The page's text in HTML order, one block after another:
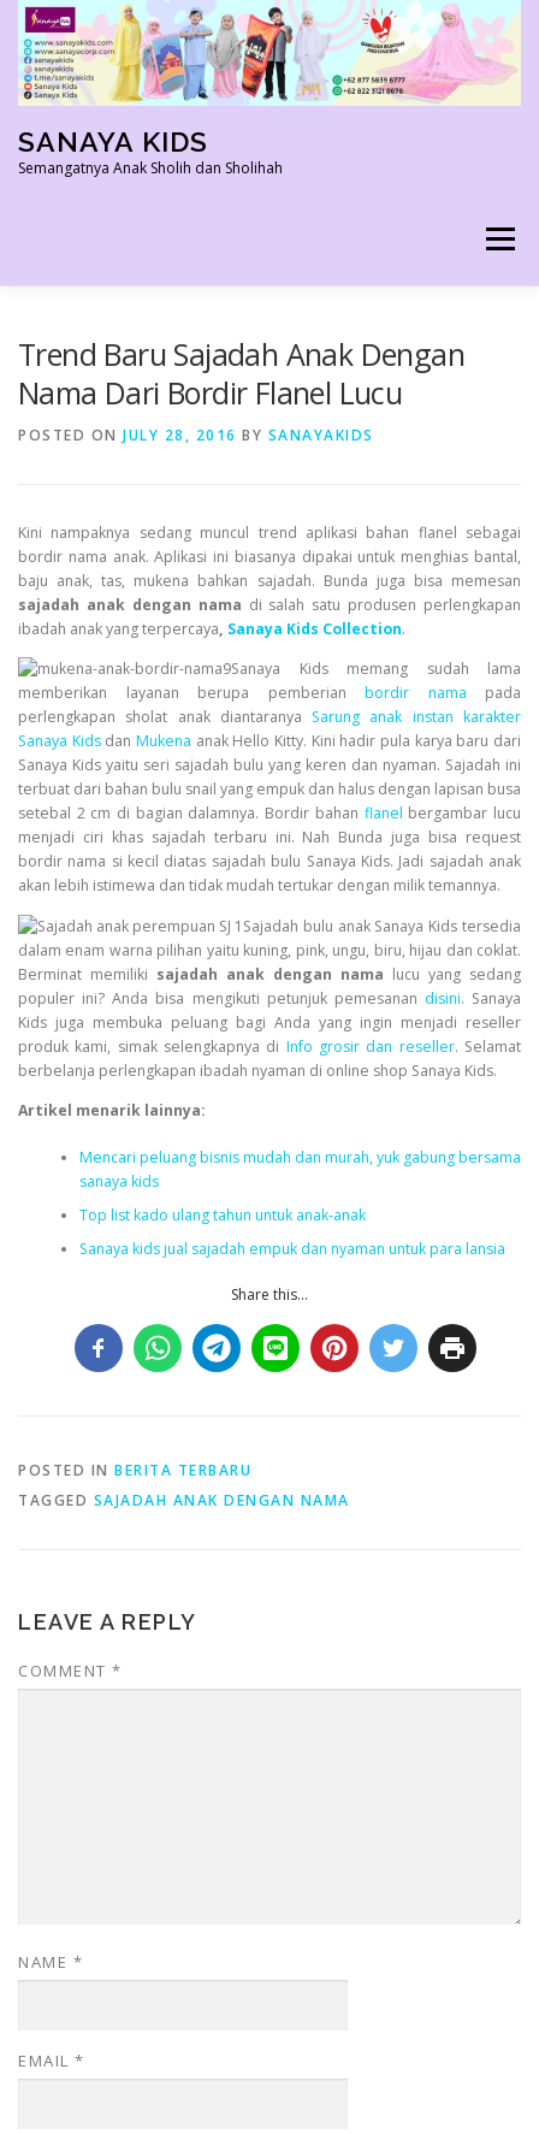
Skip
content
SANAYA KIDS
Semangatnya Anak Sholih dan Sholihah
Menu
Trend Baru Sajadah Anak Dengan
Nama Dari Bordir Flanel Lucu
POSTED ON JULY 28, 2016 BY SANAYAKIDS
Kini nampaknya sedang muncul trend aplikasi bahan flanel sebagai
bordir nama anak. Aplikasi ini biasanya dipakai untuk menghias bantal,
baju anak, tas, mukena bahkan sajadah. Bunda juga bisa memesan
sajadah anak dengan nama di salah satu produsen perlengkapan
ibadah anak yang terpercaya, Sanaya Kids Collection.
Sanaya Kidsmemang sudah lama
memberikan layanan berupa pemberian bordir nama pada
perlengkapan sholat anak diantaranya Sarung anak instan karakter
Sanaya KidsdanMukena anak Hello Kitty. Kini hadir pula karya baru dari
Sanaya Kids yaitu seri sajadah bulu yang keren dan nyaman. Sajadah ini
terbuat dari bahan bulu snail yang empuk dan halus dengan lapisan busa
setebal 2 cm di bagian dalamnya. Bordir bahan flanel bergambar lucu
menjadi ciri khas sajadah terbaru ini. Nah Bunda juga bisa request
bordir nama si kecil diatas sajadah bulu Sanaya Kids. Jadi sajadah anak
akan lebih istimewa dan tidak mudah tertukar dengan milik temannya.
Sajadah bulu anak Sanaya Kids tersedia
dalam enam warna pilihan yaitu kuning, pink, ungu, biru, hijau dan coklat.
Berminat memiliki sajadah anak dengan nama lucu yang sedang
populer ini? Anda bisa mengikuti petunjuk pemesanan disini. Sanaya
Kids juga membuka peluang bagi Anda yang ingin menjadi reseller
produk kami, simak selengkapnya di Info grosir dan reseller. Selamat
berbelanja perlengkapan ibadah nyaman di online shop Sanaya Kids.
Artikel menarik lainnya:
Mencari peluang bisnis mudah dan murah, yuk gabung bersama
sanaya kids
Top list kado ulang tahun untuk anak-anak
Sanaya kids jual sajadah empuk dan nyaman untuk para lansia
Share this...
POSTED IN BERITA TERBARU
TAGGED SAJADAH ANAK DENGAN NAMA
LEAVE A REPLY
COMMENT *
NAME *
EMAIL *